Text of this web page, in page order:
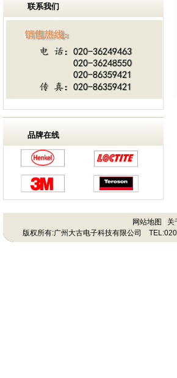
联系我们
品牌在线
网站地图 关
版权所有:广州大古电子科技有限公司